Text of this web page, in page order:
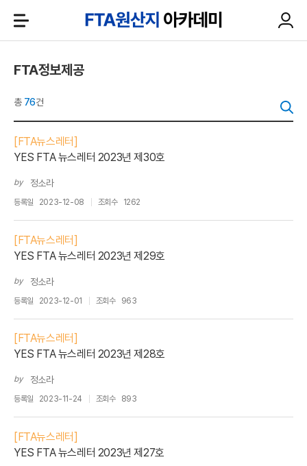
FTA정보제공
총 76건
[FTA뉴스레터]
YES FTA 뉴스레터 2023년 제30호
by 정소라
등록일 2023-12-08 조회수 1262
[FTA뉴스레터]
YES FTA 뉴스레터 2023년 제29호
by 정소라
등록일 2023-12-01 조회수 963
[FTA뉴스레터]
YES FTA 뉴스레터 2023년 제28호
by 정소라
등록일 2023-11-24 조회수 893
[FTA뉴스레터]
YES FTA 뉴스레터 2023년 제27호